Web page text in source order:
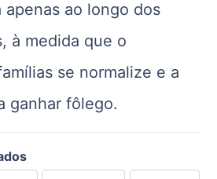
apenas ao longo dos
à medida que o
se normalize e a
ganhar fôlego.